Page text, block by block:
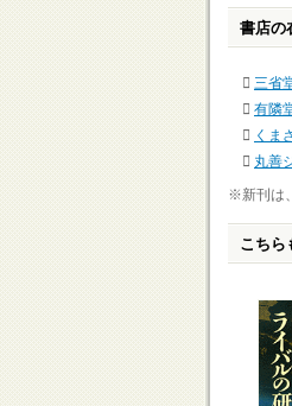
書店の
三省
有隣
くま
丸善
※新刊は
こちら